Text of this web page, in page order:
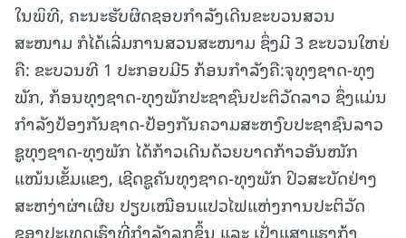
ໃນພິທີ, ຄະນະຮັບຜິດຊອບກໍາລັງເດີນຂະບວນສວນ
ສະໜາມ ກໍໄດ້ເລີ່ມການສວນສະໜາມ ຊຶ່ງມີ 3 ຂະບວນໃຫຍ່
ຄື: ຂະບວນທີ 1 ປະກອບມີ5 ກ້ອນກໍາລັງຄື:ຈຸທຸງຊາດ-ທຸງ
ພັກ, ກ້ອນທຸງຊາດ-ທຸງພັກປະຊາຊົນປະຕິວັດລາວ ຊຶ່ງແມ່ນ
ກຳລັງປ້ອງກັນຊາດ-ປ້ອງກັນຄວາມສະຫງົບປະຊາຊົນລາວ
ຊູທຸງຊາດ-ທຸງພັກ ໄດ້ກ້າວເດີນດ້ວຍບາດກ້າວອັນໜັກ
ແໜ້ນເຂັ້ມແຂງ, ເຊີດຊູຄັນທຸງຊາດ-ທຸງພັກ ປິວສະບັດຢ່າງ
ສະຫງ່າຜ່າເຜີຍ ປຽບເໝືອນແປວໄຟແຫ່ງການປະຕິວັດ
ຂອງປະເທດເຮົາທີ່ກຳລັງລຸກຂຶ້ນ ແລະ ເປັ່ງແສງແຮງກ້າ